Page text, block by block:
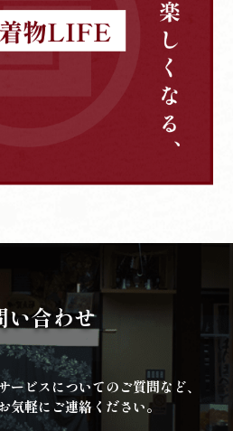
い合わせ
ビスについてのご質問など、
気軽にご連絡ください。